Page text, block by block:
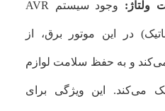
وجود سیستم AVR
در این موتور برق، از
و به حفظ سلامت لوازم
می‌کند. این ویژگی برای